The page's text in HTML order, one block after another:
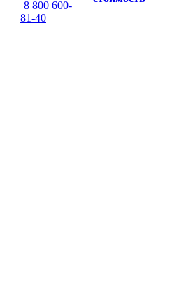
8 800 600-
81-40